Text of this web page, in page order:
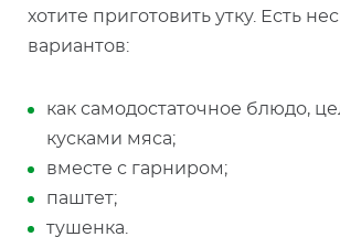
хотите приготовить утку. Есть
вариантов:
как самодостаточное блюдо,
кусками мяса;
вместе с гарниром;
паштет;
тушенка.